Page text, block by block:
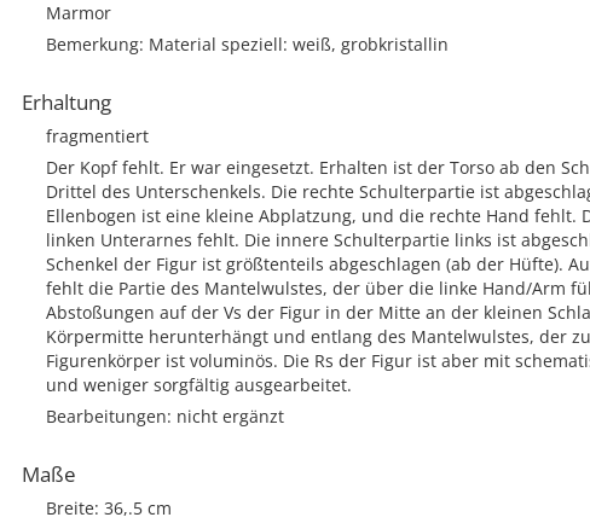
Marmor
Bemerkung: Material speziell: weiß, grobkristallin
Erhaltung
fragmentiert
Der Kopf fehlt. Er war eingesetzt. Erhalten ist der Torso ab den
Drittel des Unterschenkels. Die rechte Schulterpartie ist
Ellenbogen ist eine kleine Abplatzung, und die rechte Hand fehlt.
linken Unterarnes fehlt. Die innere Schulterpartie links ist
Schenkel der Figur ist größtenteils abgeschlagen (ab der Hüfte).
fehlt die Partie des Mantelwulstes, der über die linke Hand/Arm
Abstoßungen auf der Vs der Figur in der Mitte an der kleinen
Körpermitte herunterhängt und entlang des Mantelwulstes, der
Figurenkörper ist voluminös. Die Rs der Figur ist aber mit
und weniger sorgfältig ausgearbeitet.
Bearbeitungen: nicht ergänzt
Maße
Breite: 36,.5 cm